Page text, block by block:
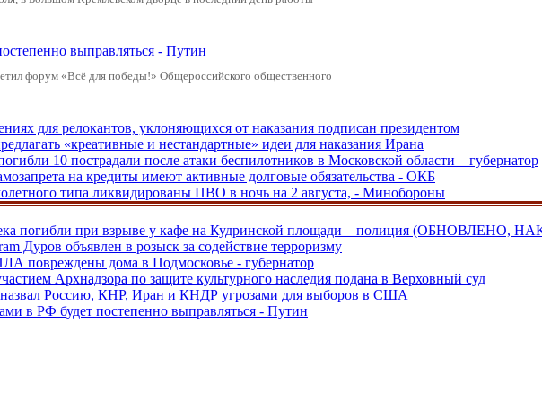
выправляться - Путин
форум «Всё для победы!» Общероссийского общественного
для релокантов, уклоняющихся от наказания подписан президентом
«креативные и нестандартные» идеи для наказания Ирана
10 пострадали после атаки беспилотников в Московской области – губернатор
на кредиты имеют активные долговые обязательства - ОКБ
типа ликвидированы ПВО в ночь на 2 августа, - Минобороны
погибли при взрыве у кафе на Кудринской площади – полиция (ОБНОВЛЕНО,
Дуров объявлен в розыск за содействие терроризму
повреждены дома в Подмосковье - губернатор
Архнадзора по защите культурного наследия подана в Верховный суд
Россию, КНР, Иран и КНДР угрозами для выборов в США
в РФ будет постепенно выправляться - Путин